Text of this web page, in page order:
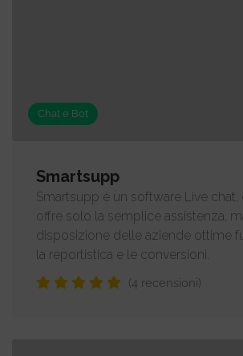
Chat e Bot
Smartsupp
Smartsupp è un software Live
offre solo la semplice assistenza,
disposizione delle aziende ottime
la reportistica e le conversioni.
(4 recensioni)